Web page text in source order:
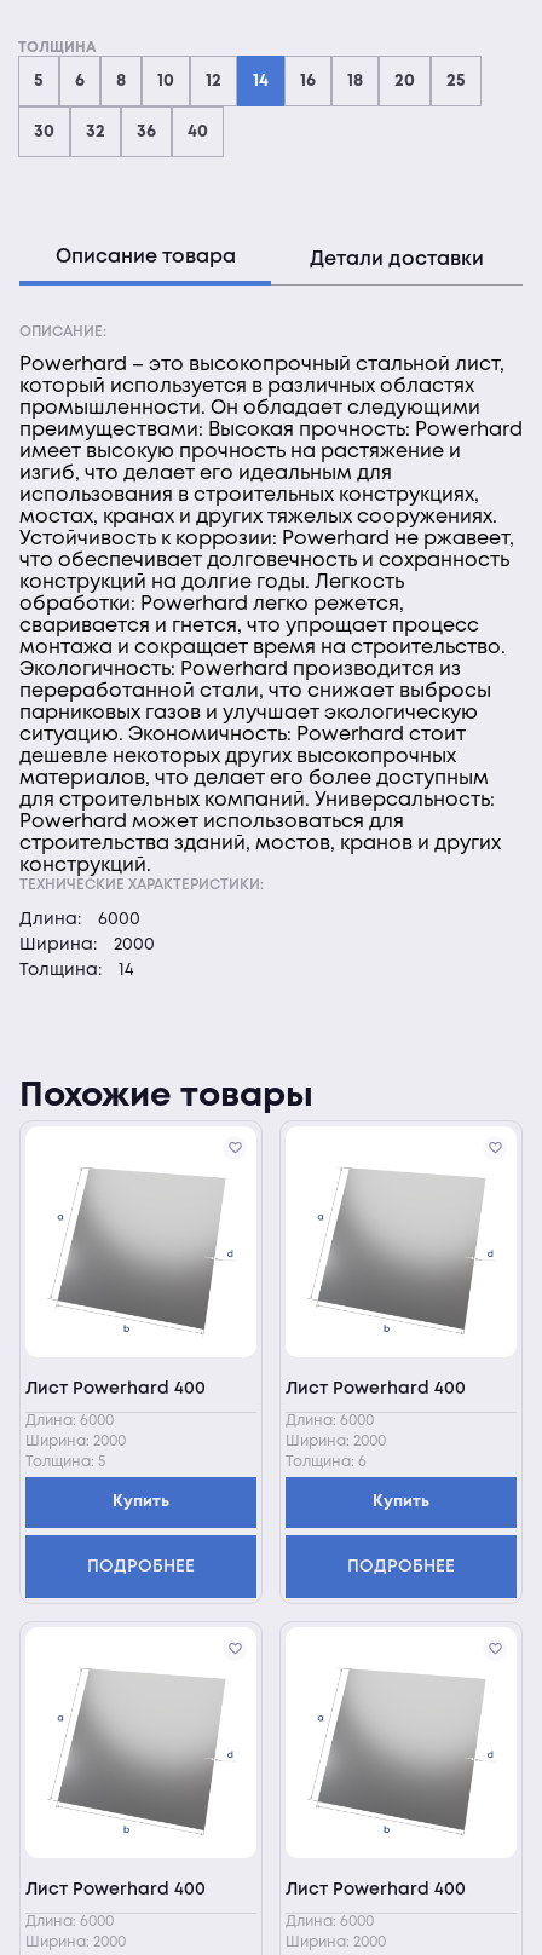
ТОЛЩИНА
5 6 8 10 12 14 16 18 20 25
30 32 36 40
Описание товара Детали доставки
ОПИСАНИЕ:
Powerhard – это высокопрочный стальной лист,
который используется в различных областях
промышленности. Он обладает следующими
преимуществами: Высокая прочность: Powerhard
имеет высокую прочность на растяжение и
изгиб, что делает его идеальным для
использования в строительных конструкциях,
мостах, кранах и других тяжелых сооружениях.
Устойчивость к коррозии: Powerhard не ржавеет,
что обеспечивает долговечность и сохранность
конструкций на долгие годы. Легкость
обработки: Powerhard легко режется,
сваривается и гнется, что упрощает процесс
монтажа и сокращает время на строительство.
Экологичность: Powerhard производится из
переработанной стали, что снижает выбросы
парниковых газов и улучшает экологическую
ситуацию. Экономичность: Powerhard стоит
дешевле некоторых других высокопрочных
материалов, что делает его более доступным
для строительных компаний. Универсальность:
Powerhard может использоваться для
строительства зданий, мостов, кранов и других
конструкций.
ТЕХНИЧЕСКИЕ ХАРАКТЕРИСТИКИ:
Длина:
6000
Ширина:
2000
Толщина:
14
Похожие товары
Лист Powerhard 400
Длина: 6000
Ширина: 2000
Толщина: 5
Купить
ПОДРОБНЕЕ
Лист Powerhard 400
Длина: 6000
Ширина: 2000
Толщина: 6
Купить
ПОДРОБНЕЕ
Лист Powerhard 400
Длина: 6000
Ширина: 2000
Лист Powerhard 400
Длина: 6000
Ширина: 2000